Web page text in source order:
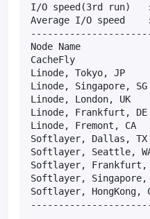
I/O speed(3rd run)
Average I/O speed
Node Name
CacheFly
Linode, Tokyo, JP
Linode, Singapore,
Linode, London,
Linode, Frankfurt,
Linode, Fremont,
Softlayer, Dallas,
Softlayer, Seattle,
Softlayer,
Softlayer,
Softlayer,